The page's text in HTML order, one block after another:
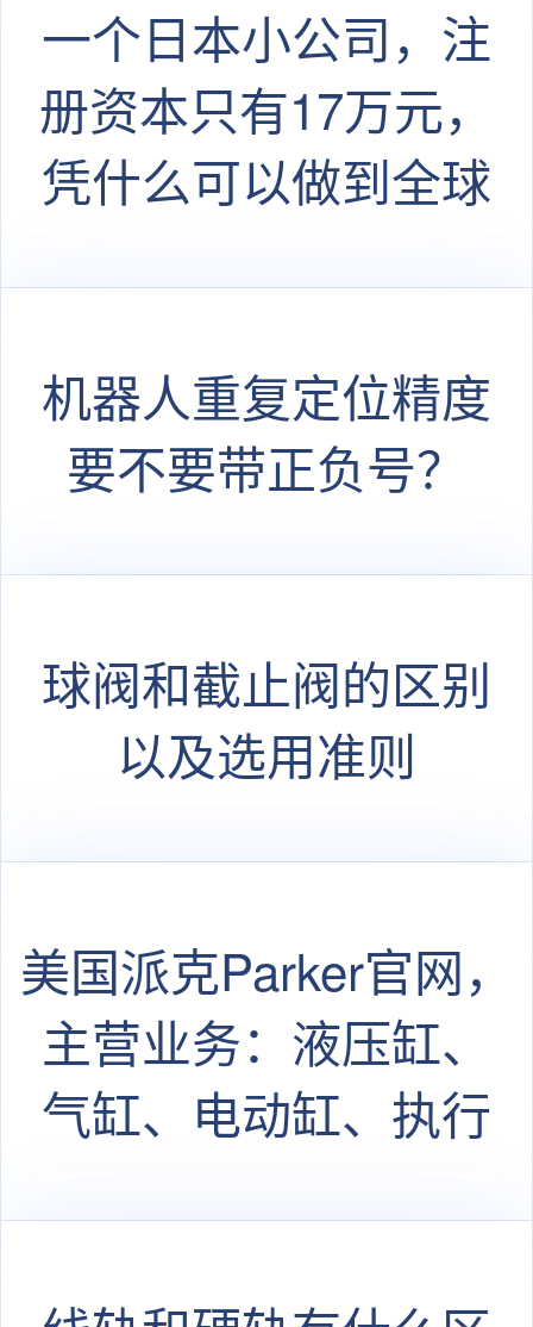
一个日本小公司，注
册资本只有17万元，
凭什么可以做到全球
机器人重复定位精度
要不要带正负号？
球阀和截止阀的区别
以及选用准则
美国派克Parker官网，
主营业务：液压缸、
气缸、电动缸、执行